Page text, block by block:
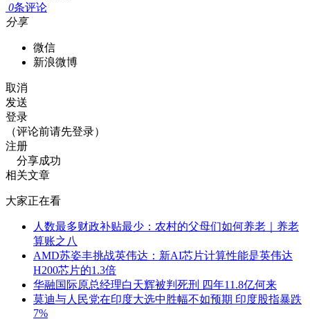
0条评论
分享
微信
新浪微博
取消
发送
登录
（评论前请先登录）
注册
分享成功
相关文章
大家正在看
人数最多财政补贴最少：农村的父母们如何养老｜养老
算账之八
AMD苏姿丰挑战英伟达：新AI芯片计算性能是英伟达
H200芯片的1.3倍
华融国际原总经理白天辉被判死刑 四年11.8亿何来
莫迪与人民党在印度大选中胜幅不如预期 印度股指暴跌
7%